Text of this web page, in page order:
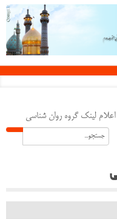
اعلام لینک گروه روان شناسی